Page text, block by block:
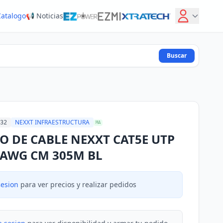
📢 Noticias
Buscar
NEXXT INFRAESTRUCTURA MA
DE CABLE NEXXT CAT5E UTP
CM 305M BL
para ver precios y realizar pedidos